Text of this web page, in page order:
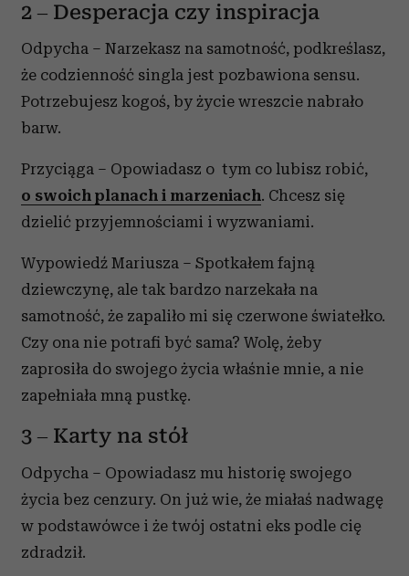
2 – Desperacja czy inspiracja
Odpycha – Narzekasz na samotność, podkreślasz,
że codzienność singla jest pozbawiona sensu.
Potrzebujesz kogoś, by życie wreszcie nabrało
barw.
Przyciąga – Opowiadasz o tym co lubisz robić,
o swoich planach i marzeniach. Chcesz się
dzielić przyjemnościami i wyzwaniami.
Wypowiedź Mariusza – Spotkałem fajną
dziewczynę, ale tak bardzo narzekała na
samotność, że zapaliło mi się czerwone światełko.
Czy ona nie potrafi być sama? Wolę, żeby
zaprosiła do swojego życia właśnie mnie, a nie
zapełniała mną pustkę.
3 – Karty na stół
Odpycha – Opowiadasz mu historię swojego
życia bez cenzury. On już wie, że miałaś nadwagę
w podstawówce i że twój ostatni eks podle cię
zdradził.